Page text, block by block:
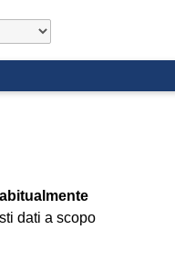
dati a scopo